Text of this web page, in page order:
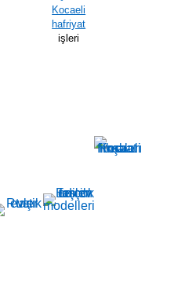
Kocaeli
hafriyat
işleri